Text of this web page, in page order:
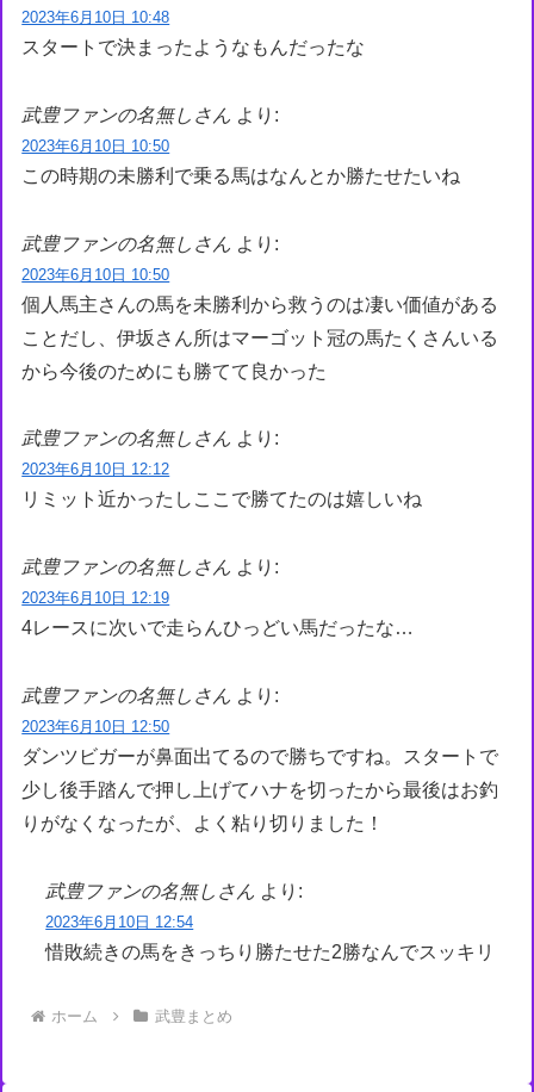
2023年6月10日 10:48
スタートで決まったようなもんだったな
武豊ファンの名無しさん より:
2023年6月10日 10:50
この時期の未勝利で乗る馬はなんとか勝たせたいね
武豊ファンの名無しさん より:
2023年6月10日 10:50
個人馬主さんの馬を未勝利から救うのは凄い価値がある
ことだし、伊坂さん所はマーゴット冠の馬たくさんいる
から今後のためにも勝てて良かった
武豊ファンの名無しさん より:
2023年6月10日 12:12
リミット近かったしここで勝てたのは嬉しいね
武豊ファンの名無しさん より:
2023年6月10日 12:19
4レースに次いで走らんひっどい馬だったな…
武豊ファンの名無しさん より:
2023年6月10日 12:50
ダンツビガーが鼻面出てるので勝ちですね。スタートで
少し後手踏んで押し上げてハナを切ったから最後はお釣
りがなくなったが、よく粘り切りました！
武豊ファンの名無しさん より:
2023年6月10日 12:54
惜敗続きの馬をきっちり勝たせた2勝なんでスッキリ
ホーム 武豊まとめ